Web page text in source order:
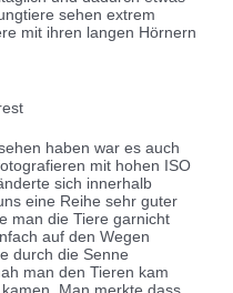
sehen extrem
mit ihren langen Hörnern
haben war es auch
mit hohen ISO
sich innerhalb
eine Reihe sehr guter
man die Tiere garnicht
auf den Wegen
durch die Senne
man den Tieren kam
Man merkte dass